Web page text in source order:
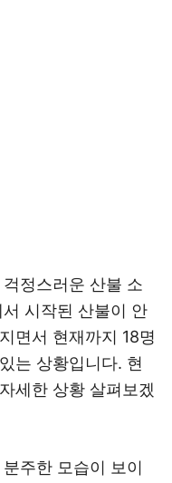
걱정스러운 산불 소
시작된 산불이 안
면서 현재까지 18명
는 상황입니다. 현
세한 상황 살펴보겠
분주한 모습이 보이